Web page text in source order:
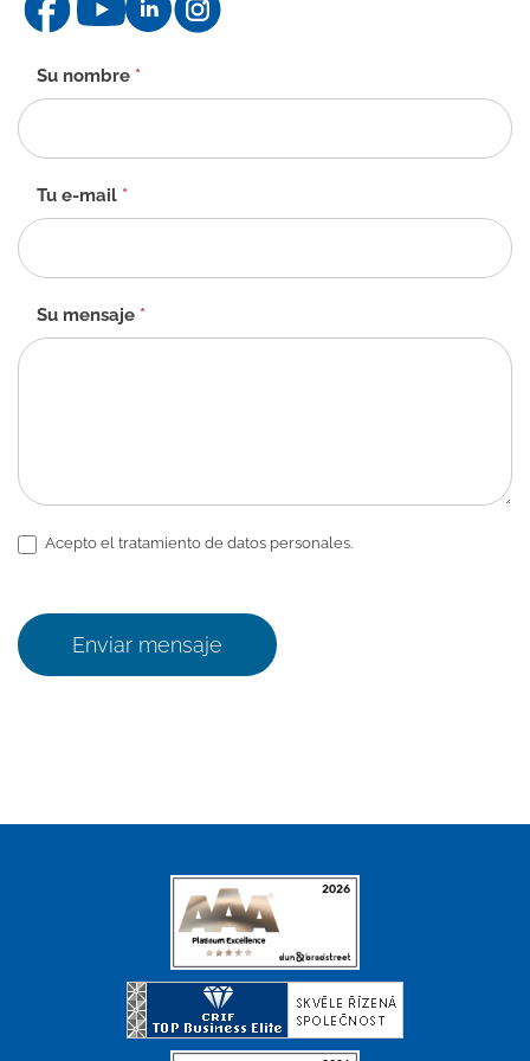
Formulario
de
contacto
-
Su nombre *
Tu e-mail *
Su mensaje *
Acepto el tratamiento de datos personales.
Enviar mensaje